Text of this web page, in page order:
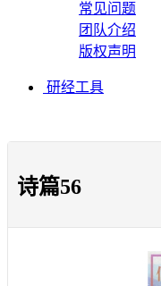
常见问题
团队介绍
版权声明
研经工具
诗篇56